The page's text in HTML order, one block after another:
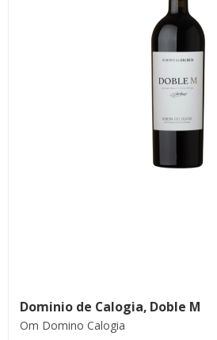
Dominio de Calogia, Doble M
Om Domino Calogia